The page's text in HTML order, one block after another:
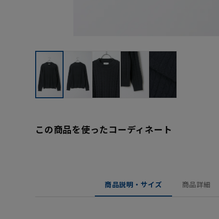
この商品を使ったコーディネート
商品説明・サイズ 商品詳細